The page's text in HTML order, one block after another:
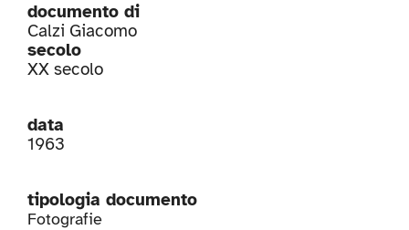
documento di
Calzi Giacomo
secolo
XX secolo
data
1963
tipologia documento
Fotografie